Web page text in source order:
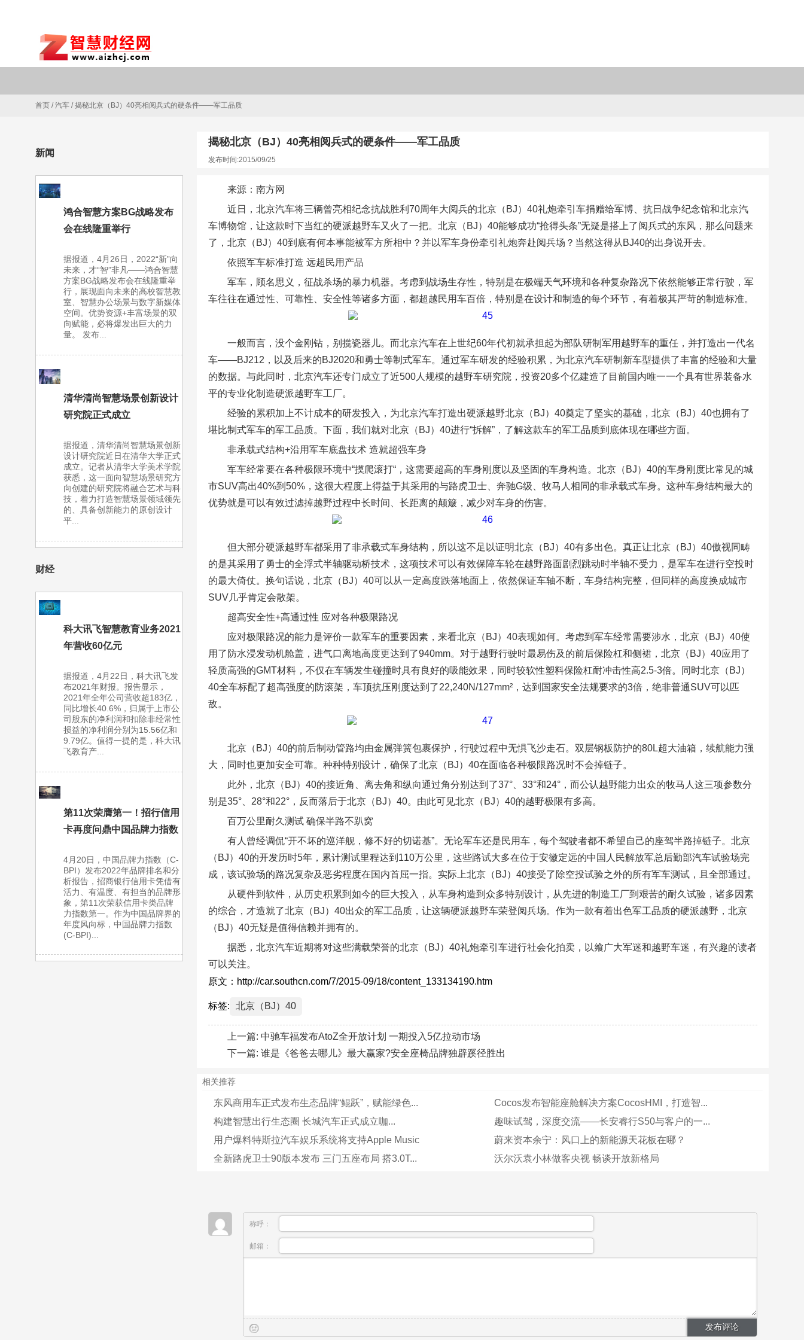
首页 /汽车 /揭秘北京（BJ）40亮相阅兵式的硬条件——军工品质
新闻
鸿合智慧方案BG战略发布
会在线隆重举行
据报道，4月26日，2022“新”向
未来，才“智”非凡——鸿合智慧
方案BG战略发布会在线隆重举
行，展现面向未来的高校智慧教
室、智慧办公场景与数字新媒体
空间。优势资源+丰富场景的双
向赋能，必将爆发出巨大的力
量。 发布...
清华清尚智慧场景创新设计
研究院正式成立
据报道，清华清尚智慧场景创新
设计研究院近日在清华大学正式
成立。记者从清华大学美术学院
获悉，这一面向智慧场景研究方
向创建的研究院将融合艺术与科
技，着力打造智慧场景领域领先
的、具备创新能力的原创设计
平...
财经
科大讯飞智慧教育业务2021
年营收60亿元
据报道，4月22日，科大讯飞发
布2021年财报。报告显示，
2021年全年公司营收超183亿，
同比增长40.6%，归属于上市公
司股东的净利润和扣除非经常性
损益的净利润分别为15.56亿和
9.79亿。值得一提的是，科大讯
飞教育产...
第11次荣膺第一！招行信用
卡再度问鼎中国品牌力指数
4月20日，中国品牌力指数（C-
BPI）发布2022年品牌排名和分
析报告，招商银行信用卡凭借有
活力、有温度、有担当的品牌形
象，第11次荣获信用卡类品牌
力指数第一。作为中国品牌界的
年度风向标，中国品牌力指数
(C-BPI)...
揭秘北京（BJ）40亮相阅兵式的硬条件——军工品质
发布时间:2015/09/25
来源：南方网
近日，北京汽车将三辆曾亮相纪念抗战胜利70周年大阅兵的北京（BJ）40礼炮牵引车捐赠给军博、抗日战争纪念馆和北京汽
车博物馆，让这款时下当红的硬派越野车又火了一把。北京（BJ）40能够成功“抢得头条”无疑是搭上了阅兵式的东风，那么问题来
了，北京（BJ）40到底有何本事能被军方所相中？并以军车身份牵引礼炮奔赴阅兵场？当然这得从BJ40的出身说开去。
依照军车标准打造 远超民用产品
军车，顾名思义，征战杀场的暴力机器。考虑到战场生存性，特别是在极端天气环境和各种复杂路况下依然能够正常行驶，军
车往往在通过性、可靠性、安全性等诸多方面，都超越民用车百倍，特别是在设计和制造的每个环节，有着极其严苛的制造标准。
一般而言，没个金刚钻，别揽瓷器儿。而北京汽车在上世纪60年代初就承担起为部队研制军用越野车的重任，并打造出一代名
车——BJ212，以及后来的BJ2020和勇士等制式军车。通过军车研发的经验积累，为北京汽车研制新车型提供了丰富的经验和大量
的数据。与此同时，北京汽车还专门成立了近500人规模的越野车研究院，投资20多个亿建造了目前国内唯一一个具有世界装备水
平的专业化制造硬派越野车工厂。
经验的累积加上不计成本的研发投入，为北京汽车打造出硬派越野北京（BJ）40奠定了坚实的基础，北京（BJ）40也拥有了
堪比制式军车的军工品质。下面，我们就对北京（BJ）40进行“拆解”，了解这款车的军工品质到底体现在哪些方面。
非承载式结构+沿用军车底盘技术 造就超强车身
军车经常要在各种极限环境中“摸爬滚打“，这需要超高的车身刚度以及坚固的车身构造。北京（BJ）40的车身刚度比常见的城
市SUV高出40%到50%，这很大程度上得益于其采用的与路虎卫士、奔驰G级、牧马人相同的非承载式车身。这种车身结构最大的
优势就是可以有效过滤掉越野过程中长时间、长距离的颠簸，减少对车身的伤害。
但大部分硬派越野车都采用了非承载式车身结构，所以这不足以证明北京（BJ）40有多出色。真正让北京（BJ）40傲视同畴
的是其采用了勇士的全浮式半轴驱动桥技术，这项技术可以有效保障车轮在越野路面剧烈跳动时半轴不受力，是军车在进行空投时
的最大倚仗。换句话说，北京（BJ）40可以从一定高度跌落地面上，依然保证车轴不断，车身结构完整，但同样的高度换成城市
SUV几乎肯定会散架。
超高安全性+高通过性 应对各种极限路况
应对极限路况的能力是评价一款军车的重要因素，来看北京（BJ）40表现如何。考虑到军车经常需要涉水，北京（BJ）40使
用了防水浸发动机舱盖，进气口离地高度更达到了940mm。对于越野行驶时最易伤及的前后保险杠和侧裙，北京（BJ）40应用了
轻质高强的GMT材料，不仅在车辆发生碰撞时具有良好的吸能效果，同时较软性塑料保险杠耐冲击性高2.5-3倍。同时北京（BJ）
40全车标配了超高强度的防滚架，车顶抗压刚度达到了22,240N/127mm²，达到国家安全法规要求的3倍，绝非普通SUV可以匹
敌。
北京（BJ）40的前后制动管路均由金属弹簧包裹保护，行驶过程中无惧飞沙走石。双层钢板防护的80L超大油箱，续航能力强
大，同时也更加安全可靠。种种特别设计，确保了北京（BJ）40在面临各种极限路况时不会掉链子。
此外，北京（BJ）40的接近角、离去角和纵向通过角分别达到了37°、33°和24°，而公认越野能力出众的牧马人这三项参数分
别是35°、28°和22°，反而落后于北京（BJ）40。由此可见北京（BJ）40的越野极限有多高。
百万公里耐久测试 确保半路不趴窝
有人曾经调侃“开不坏的巡洋舰，修不好的切诺基”。无论军车还是民用车，每个驾驶者都不希望自己的座驾半路掉链子。北京
（BJ）40的开发历时5年，累计测试里程达到110万公里，这些路试大多在位于安徽定远的中国人民解放军总后勤部汽车试验场完
成，该试验场的路况复杂及恶劣程度在国内首屈一指。实际上北京（BJ）40接受了除空投试验之外的所有军车测试，且全部通过。
从硬件到软件，从历史积累到如今的巨大投入，从车身构造到众多特别设计，从先进的制造工厂到艰苦的耐久试验，诸多因素
的综合，才造就了北京（BJ）40出众的军工品质，让这辆硬派越野车荣登阅兵场。作为一款有着出色军工品质的硬派越野，北京
（BJ）40无疑是值得信赖并拥有的。
据悉，北京汽车近期将对这些满载荣誉的北京（BJ）40礼炮牵引车进行社会化拍卖，以飨广大军迷和越野车迷，有兴趣的读者
可以关注。
原文：http://car.southcn.com/7/2015-09/18/content_133134190.htm
标签: 北京（BJ）40
上一篇: 中驰车福发布AtoZ全开放计划 一期投入5亿拉动市场
下一篇: 谁是《爸爸去哪儿》最大赢家?安全座椅品牌独辟蹊径胜出
相关推荐
东风商用车正式发布生态品牌“鲲跃”，赋能绿色...
Cocos发布智能座舱解决方案CocosHMI，打造智...
构建智慧出行生态圈 长城汽车正式成立咖...
趣味试驾，深度交流——长安睿行S50与客户的一...
用户爆料特斯拉汽车娱乐系统将支持Apple Music
蔚来资本余宁：风口上的新能源天花板在哪？
全新路虎卫士90版本发布 三门五座布局 搭3.0T...
沃尔沃袁小林做客央视 畅谈开放新格局
称呼：
邮箱：